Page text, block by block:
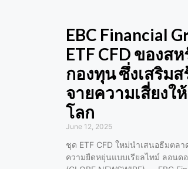
EBC Financial
ETF CFD ของส
กองทุน ซึ่งเสริมส
จายความเสี่ยงใ
โลก
June 12, 2025
ชุด ETF CFD ใหม่นำเสนอธีมตล
ความยืดหยุ่นแบบเรียลไทม์ ลอนด